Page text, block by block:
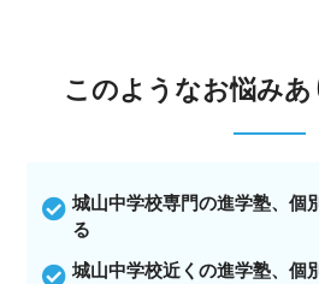
このようなお悩みあ
城山中学校専門の進学塾、個
る
城山中学校近くの進学塾、個